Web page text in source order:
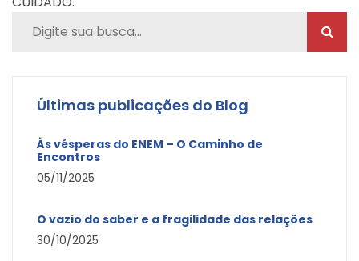
Últimas publicações do Blog
Às vésperas do ENEM – O Caminho de
Encontros
05/11/2025
O vazio do saber e a fragilidade das relações
30/10/2025